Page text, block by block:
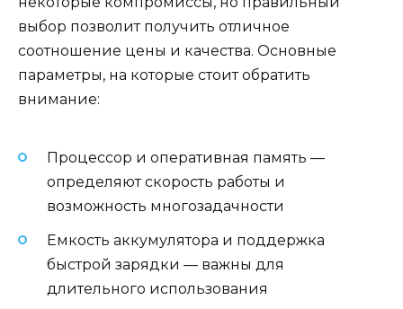
выбор позволит получить отличное
соотношение цены и качества. Основные
параметры, на которые стоит обратить
внимание:
Процессор и оперативная память —
определяют скорость работы и
возможность многозадачности
Емкость аккумулятора и поддержка
быстрой зарядки — важны для
длительного использования